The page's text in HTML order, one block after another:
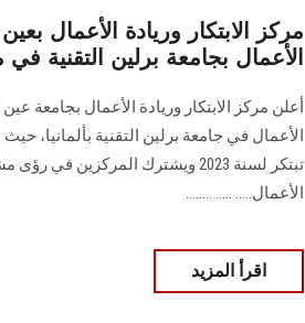
مركز الابتكار وريادة الأعمال
الأعمال بجامعة برلين التقنية
أعلن مركز الابتكار وريادة الأعمال بجامعة
الأعمال في جامعة برلين التقنية
تبتكر لسنة 2023 ويشترك المركزين
الأعمال..... ..... ........
اقرأ المزيد